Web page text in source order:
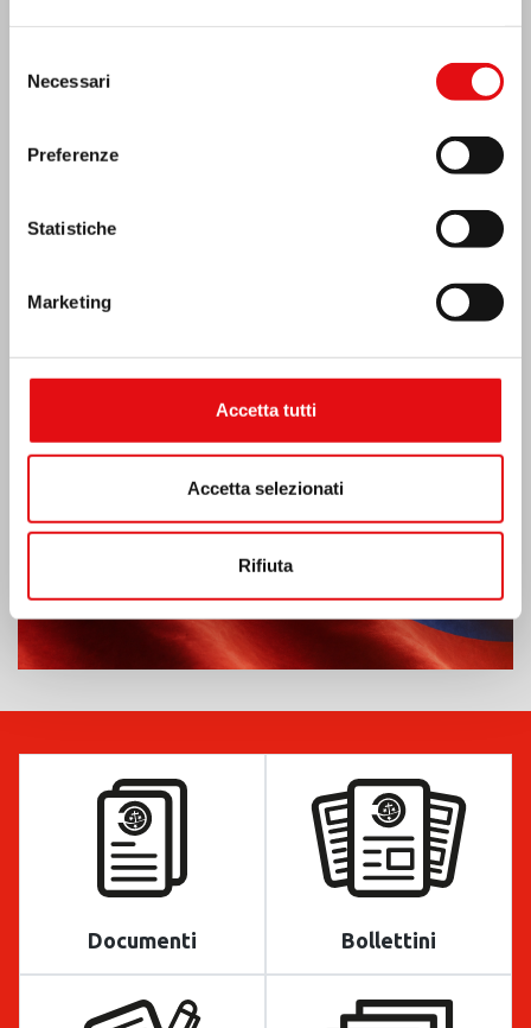
delNecessari
Preferenze
Statistiche
Marketing
Accetta tutti
Accetta selezionati
Rifiuta
Documenti Bollettini